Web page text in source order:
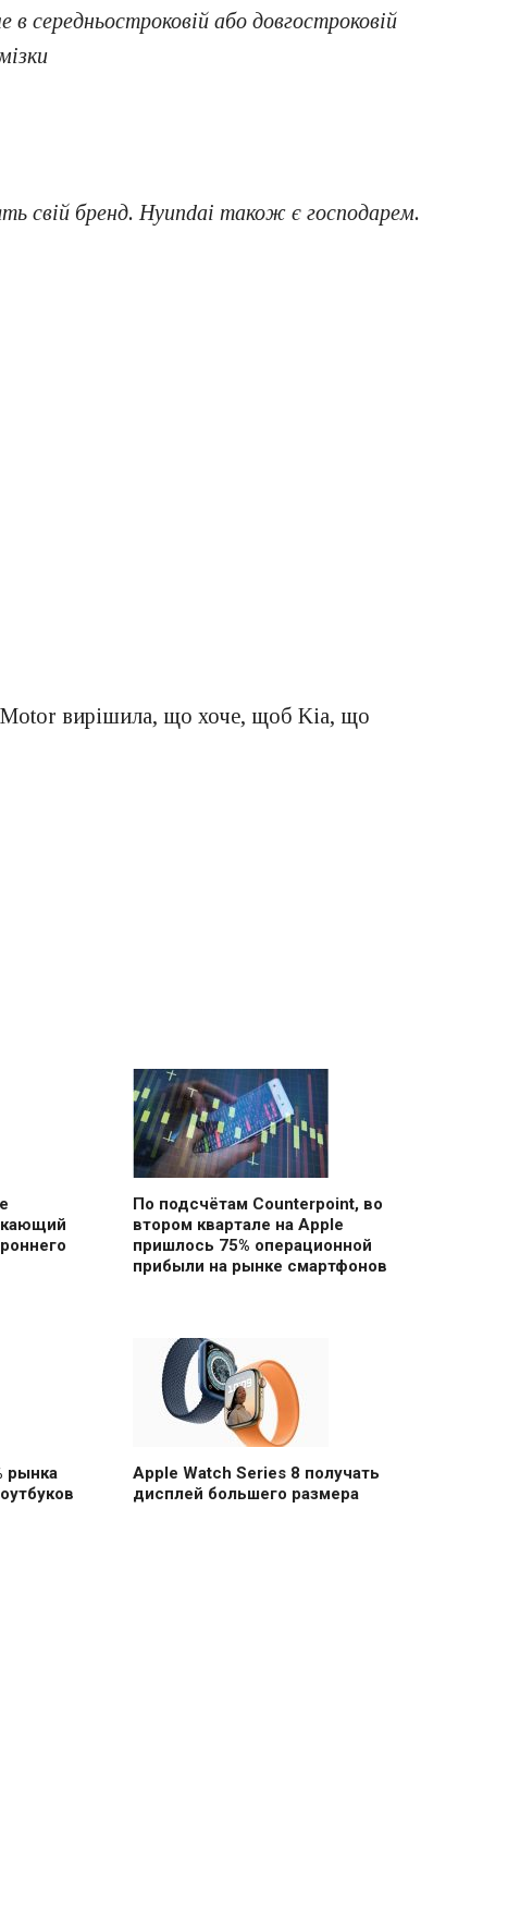
середньостроковій або довгостроковій
свій бренд. Hyundai також є господарем.
Motor вирішила, що хоче, щоб Kia, що
По подсчётам Counterpoint, во
втором квартале на Apple
пришлось 75% операционной
прибыли на рынке смартфонов
рынка
Apple Watch Series 8 получать
дисплей большего размера